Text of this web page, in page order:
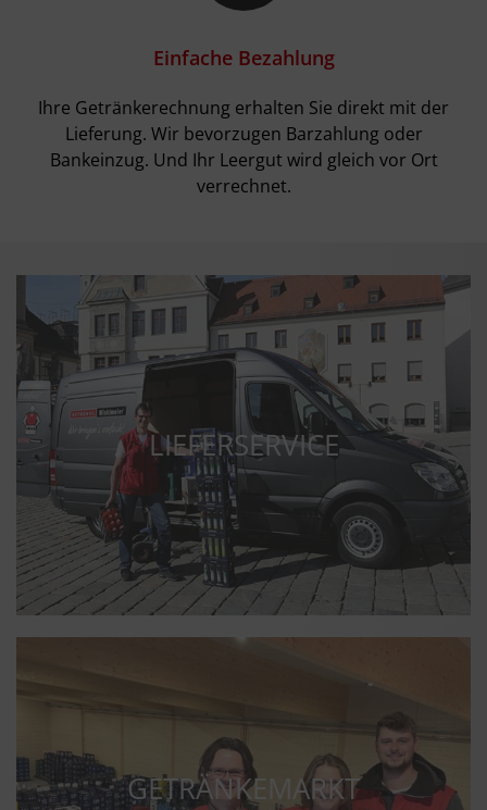
Einfache Bezahlung
Ihre Getränkerechnung erhalten Sie direkt mit der
Lieferung. Wir bevorzugen Barzahlung oder
Bankeinzug. Und Ihr Leergut wird gleich vor Ort
verrechnet.
LIEFERSERVICE
GETRÄNKEMARKT